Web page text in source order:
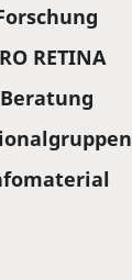
RETINA
Beratung